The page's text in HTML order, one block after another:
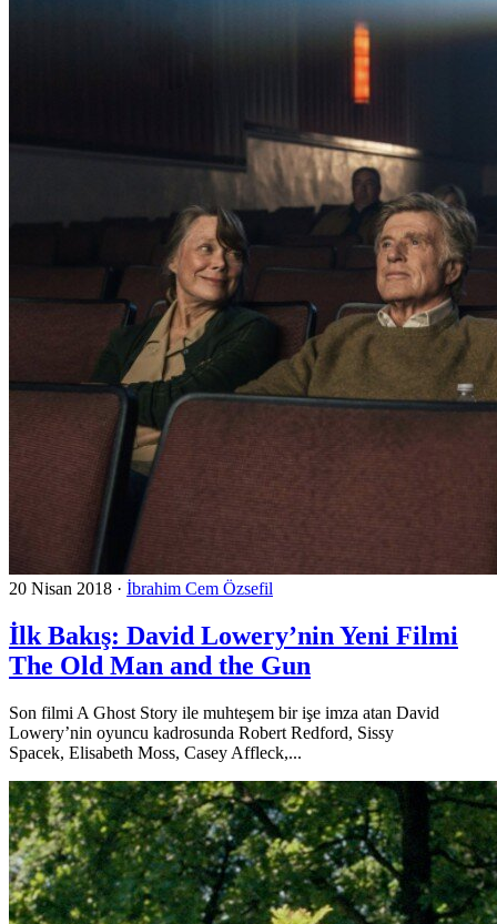
20 Nisan 2018 · İbrahim Cem Özsefil
İlk Bakış: David Lowery’nin Yeni Filmi
The Old Man and the Gun
Son filmi A Ghost Story ile muhteşem bir işe imza atan David
Lowery’nin oyuncu kadrosunda Robert Redford, Sissy
Spacek, Elisabeth Moss, Casey Affleck,...